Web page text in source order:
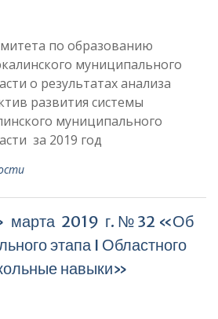
по образованию
муниципального
о результатах анализа
развития системы
муниципального
за 2019 год
марта 2019 г. № 32 «Об
этапа I Областного
навыки»